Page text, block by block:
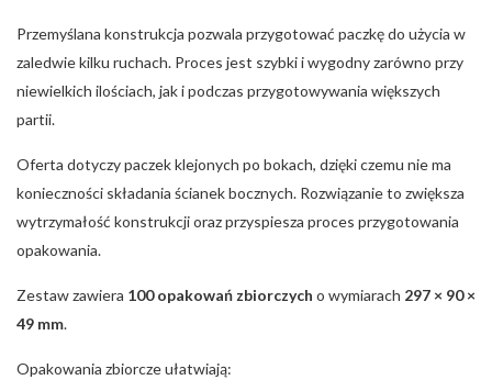
Przemyślana konstrukcja pozwala przygotować paczkę do użycia w
zaledwie kilku ruchach. Proces jest szybki i wygodny zarówno przy
niewielkich ilościach, jak i podczas przygotowywania większych
partii.
Oferta dotyczy paczek klejonych po bokach, dzięki czemu nie ma
konieczności składania ścianek bocznych. Rozwiązanie to zwiększa
wytrzymałość konstrukcji oraz przyspiesza proces przygotowania
opakowania.
Zestaw zawiera 100 opakowań zbiorczych o wymiarach 297 × 90 ×
49 mm.
Opakowania zbiorcze ułatwiają: